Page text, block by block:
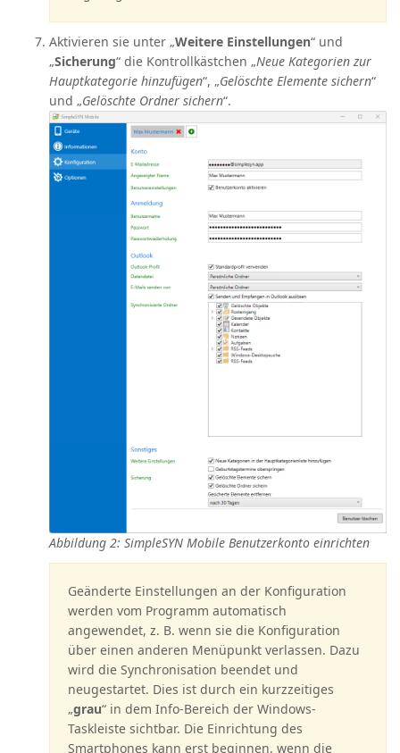
Aktivieren sie unter „Weitere Einstellungen“ und
„Sicherung“ die Kontrollkästchen „Neue Kategorien zur
Hauptkategorie hinzufügen“, „Gelöschte Elemente sichern“
und „Gelöschte Ordner sichern“.
Abbildung 2: SimpleSYN Mobile Benutzerkonto einrichten
Geänderte Einstellungen an der Konfiguration
werden vom Programm automatisch
angewendet, z. B. wenn sie die Konfiguration
über einen anderen Menüpunkt verlassen. Dazu
wird die Synchronisation beendet und
neugestartet. Dies ist durch ein kurzzeitiges
„grau“ in dem Info-Bereich der Windows-
Taskleiste sichtbar. Die Einrichtung des
Smartphones kann erst beginnen, wenn die